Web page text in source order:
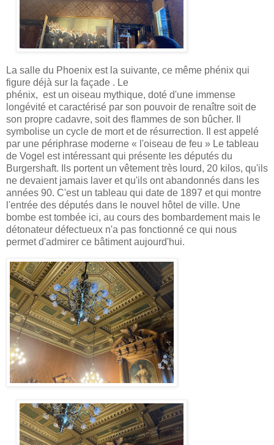
La salle du Phoenix est la suivante, ce même phénix qui
figure déjà sur la façade . Le
phénix, est un oiseau mythique, doté d'une immense
longévité et caractérisé par son pouvoir de renaître soit de
son propre cadavre, soit des flammes de son bûcher. Il
symbolise un cycle de mort et de résurrection. Il est appelé
par une périphrase moderne « l'oiseau de feu » Le tableau
de Vogel est intéressant qui présente les députés du
Burgershaft. Ils portent un vêtement très lourd, 20 kilos, qu'ils
ne devaient jamais laver et qu'ils ont abandonnés dans les
années 90. C'est un tableau qui date de 1897 et qui montre
l'entrée des députés dans le nouvel hôtel de ville. Une
bombe est tombée ici, au cours des bombardement mais le
détonateur défectueux n'a pas fonctionné ce qui nous
permet d'admirer ce bâtiment aujourd'hui.